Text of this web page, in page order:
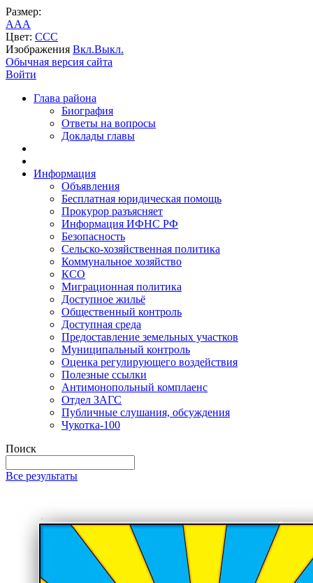
Размер:
AAA
Цвет: CCC
Изображения Вкл.Выкл.
Обычная версия сайта
Войти
Глава района
Биография
Ответы на вопросы
Доклады главы
Информация
Объявления
Бесплатная юридическая помощь
Прокурор разъясняет
Информация ИФНС РФ
Безопасность
Сельско-хозяйственная политика
Коммунальное хозяйство
КСО
Миграционная политика
Доступное жильё
Общественный контроль
Доступная среда
Предоставление земельных участков
Муниципальный контроль
Оценка регулирующего воздействия
Полезные ссылки
Антимонопольный комплаенс
Отдел ЗАГС
Публичные слушания, обсуждения
Чукотка-100
Поиск
Все результаты